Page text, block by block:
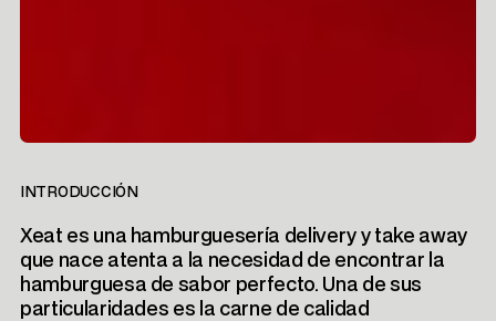
INTRODUCCIÓN
Xeat es una hamburguesería delivery y take away
que nace atenta a la necesidad de encontrar la
hamburguesa de sabor perfecto. Una de sus
particularidades es la carne de calidad